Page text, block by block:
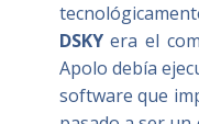
DSKYera el
Apolo debía
software que